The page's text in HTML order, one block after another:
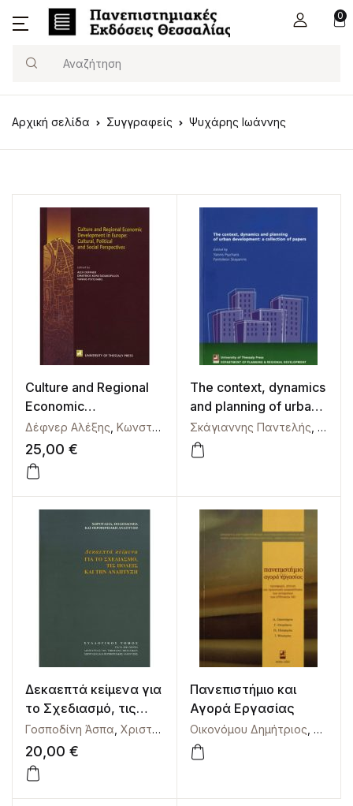
0
Search
Αρχική σελίδα Συγγραφείς Ψυχάρης Ιωάννης
Culture and Regional
Economic
Development in
Europe: Cultural,
political and social
perspectives
Δέφνερ Αλέξης Κωνσταντακόπουλος Δημήτριος ,Ψυχάρης
25,00 €
The context, dynamics
and planning of urban
development: a
collection of papers
Σκάγιαννης Παντελής
Δεκαεπτά κείμενα για
το Σχεδιασμό, τις
Πόλεις και την
Ανάπτυξη
Γοσποδίνη Άσπα Χριστοπούλου Όλγα ,Ψυχάρης Ιωάννης
20,00 €
Πανεπιστήμιο και
Αγορά Εργασίας
Οικονόμου Δημήτριος